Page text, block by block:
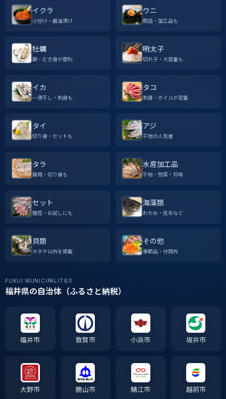
イクラ
小分け・醤油漬け
ウニ
瓶詰・加工品も
牡蠣
鍋・むき身が便利
明太子
切れ子・大容量も
イカ
一夜干し・刺身も
タコ
刺身・ボイルが定番
タイ
切り身・セットも
アジ
干物の人気者
タラ
鍋用・切り身も
水産加工品
干物・惣菜・珍味
セット
贈答・お試しにも
海藻類
わかめ・昆布など
貝類
ホタテ以外を掲載
その他
季節品・分類外
FUKUI MUNICIPALITIES
福井県の自治体（ふるさと納税）
福井市 敦賀市 小浜市 坂井市
大野市 勝山市 鯖江市 越前市